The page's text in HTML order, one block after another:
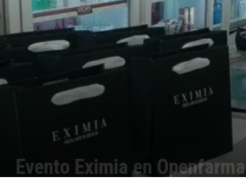
Evento Eximia en Openfarma